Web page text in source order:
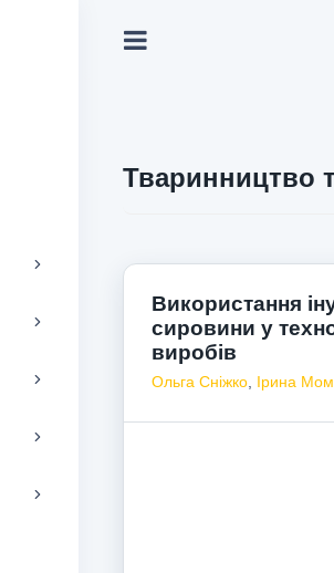
Тваринництво
Використання
сировини у
виробів
Ольга Сніжко Ірина